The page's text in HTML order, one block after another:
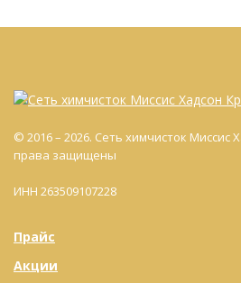
© 2016 – 2026. Сеть химчисток Миссис
права защищены
ИНН 263509107228
Прайс
Акции